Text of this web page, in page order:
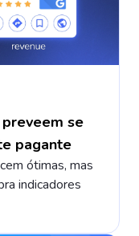
se
pagante
ótimas, mas
indicadores